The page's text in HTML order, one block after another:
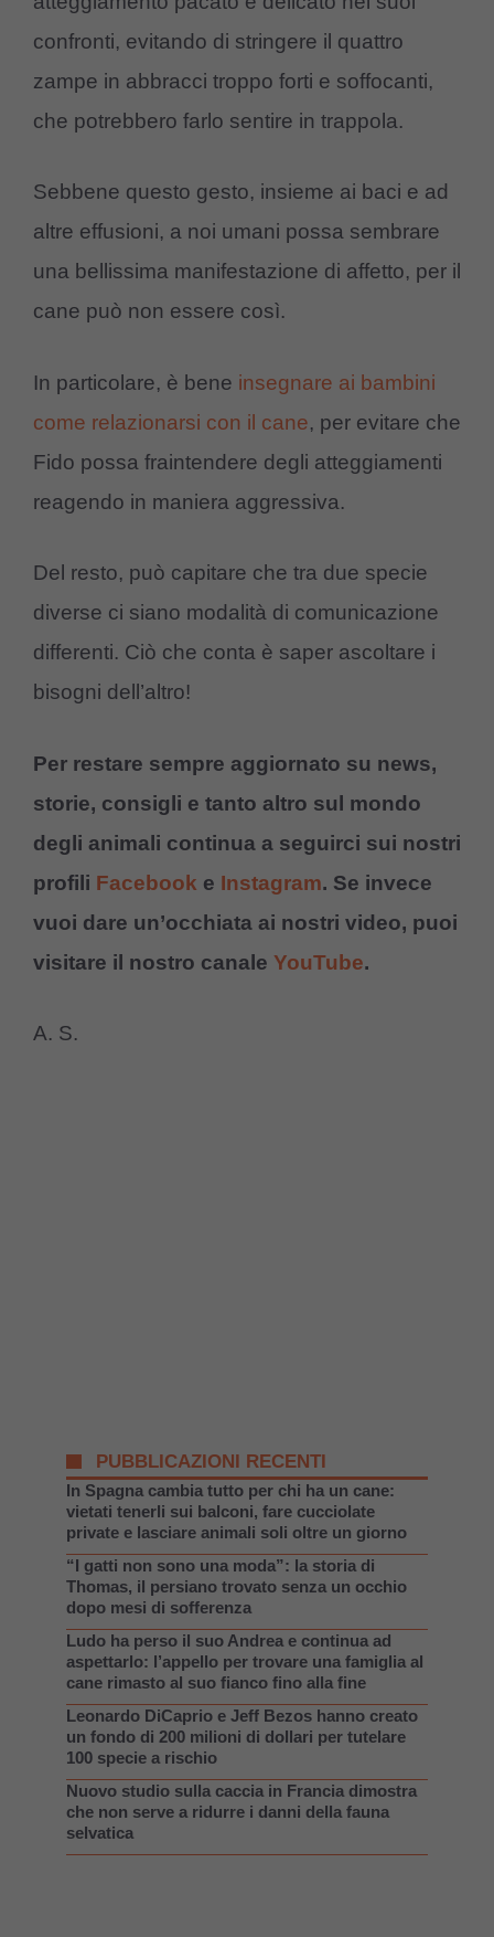
confronti, evitando di stringere il quattro
zampe in abbracci troppo forti e soffocanti,
che potrebbero farlo sentire in trappola.
Sebbene questo gesto, insieme ai baci e ad
altre effusioni, a noi umani possa sembrare
una bellissima manifestazione di affetto, per il
cane può non essere così.
In particolare, è bene insegnare ai bambini
come relazionarsi con il cane, per evitare che
Fido possa fraintendere degli atteggiamenti
reagendo in maniera aggressiva.
Del resto, può capitare che tra due specie
diverse ci siano modalità di comunicazione
differenti. Ciò che conta è saper ascoltare i
bisogni dell’altro!
Per restare sempre aggiornato su news,
storie, consigli e tanto altro sul mondo
degli animali continua a seguirci sui nostri
profili Facebook e Instagram. Se invece
vuoi dare un’occhiata ai nostri video, puoi
visitare il nostro canale YouTube.
A. S.
PUBBLICAZIONI RECENTI
In Spagna cambia tutto per chi ha un cane:
vietati tenerli sui balconi, fare cucciolate
private e lasciare animali soli oltre un giorno
“I gatti non sono una moda”: la storia di
Thomas, il persiano trovato senza un occhio
dopo mesi di sofferenza
Ludo ha perso il suo Andrea e continua ad
aspettarlo: l’appello per trovare una famiglia al
cane rimasto al suo fianco fino alla fine
Leonardo DiCaprio e Jeff Bezos hanno creato
un fondo di 200 milioni di dollari per tutelare
100 specie a rischio
Nuovo studio sulla caccia in Francia dimostra
che non serve a ridurre i danni della fauna
selvatica